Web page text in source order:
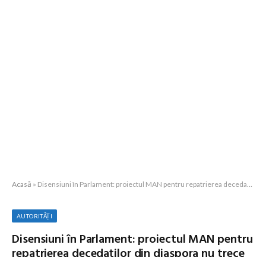
Acasă » Disensiuni în Parlament: proiectul MAN pentru repatrierea decedaților din diaspora nu trece de comisia de profil
AUTORITĂȚI
Disensiuni în Parlament: proiectul MAN pentru